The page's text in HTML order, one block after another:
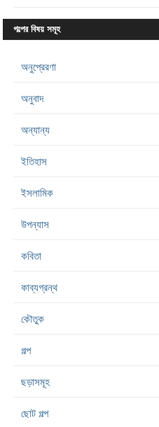
গল্পের বিষয় সমূহ
অনুপ্রেরণা
অনুবাদ
অন্যান্য
ইতিহাস
ইসলামিক
উপন্যাস
কবিতা
কাব্যগ্রন্থ
কৌতুক
গল্প
ছড়াসমূহ
ছোট গল্প